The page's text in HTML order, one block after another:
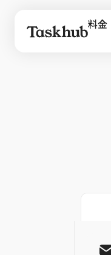
料金